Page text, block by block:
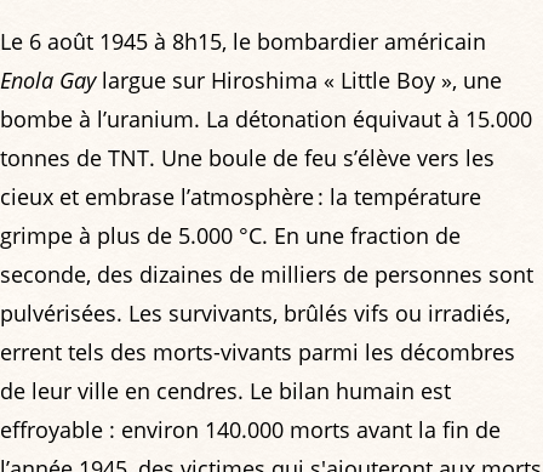
Le 6 août 1945 à 8h15, le bombardier américain
Enola Gaylargue sur Hiroshima « Little Boy », une
bombe à l’uranium. La détonation équivaut à 15.000
tonnes de TNT. Une boule de feu s’élève vers les
cieux et embrase l’atmosphère : la température
grimpe à plus de 5.000 °C. En une fraction de
seconde, des dizaines de milliers de personnes sont
pulvérisées. Les survivants, brûlés vifs ou irradiés,
errent tels des morts-vivants parmi les décombres
de leur ville en cendres. Le bilan humain est
effroyable : environ 140.000 morts avant la fin de